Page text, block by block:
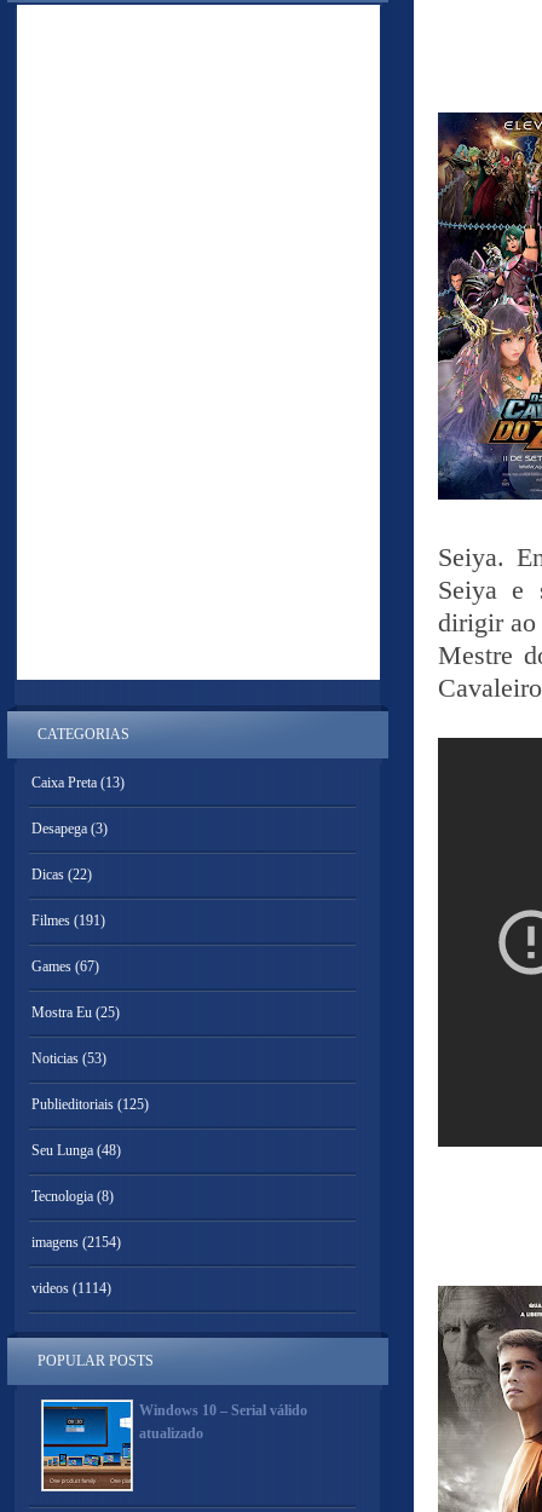
Seiya.
Seiya e
dirigir ao
Mestre
CATEGORIAS
Caixa Preta (13)
Desapega (3)
Dicas (22)
Filmes (191)
Games (67)
Mostra Eu (25)
Noticias (53)
Publieditoriais (125)
Seu Lunga (48)
Tecnologia (8)
imagens (2154)
videos (1114)
POPULAR POSTS
Windows 10 – Serial válido
atualizado